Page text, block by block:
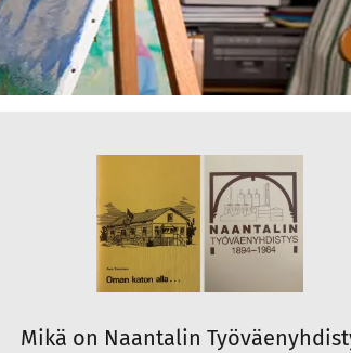
Mikä on Naantalin